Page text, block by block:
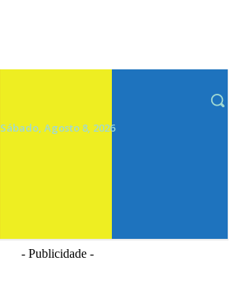
Sábado, Agosto 8, 2026
- Publicidade -